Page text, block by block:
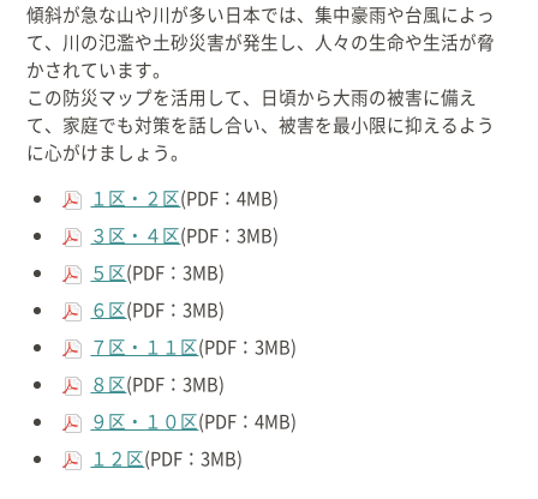
暮らし/手続き
健康/医療/福祉
出産/子育て
事業者向け
防災情報
村役場窓口案内
傾斜が急な山や川が多い日本では、集中豪雨や台風によっ
て、川の氾濫や土砂災害が発生し、人々の生命や生活が脅
かされています。
この防災マップを活用して、日頃から大雨の被害に備え
て、家庭でも対策を話し合い、被害を最小限に抑えるよう
に心がけましょう。
１区・２区(PDF：4MB)
３区・４区(PDF：3MB)
５区(PDF：3MB)
６区(PDF：3MB)
７区・１１区(PDF：3MB)
８区(PDF：3MB)
９区・１０区(PDF：4MB)
１２区(PDF：3MB)